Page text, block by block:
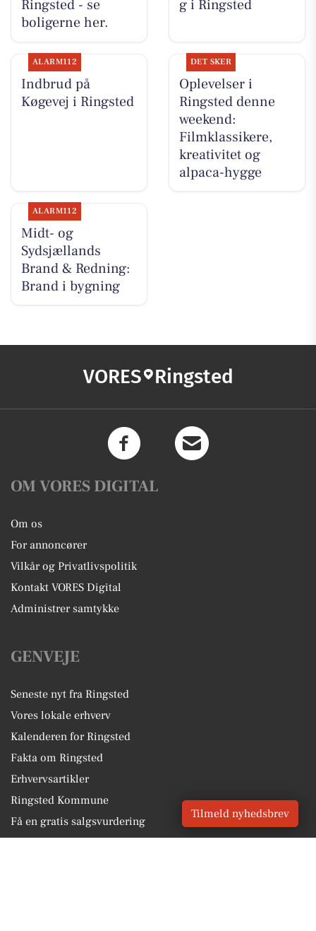
Ringsted - se
boligerne her.
g i Ringsted
ALARM112
Indbrud på
Køgevej i Ringsted
DET SKER
Oplevelser i
Ringsted denne
weekend:
Filmklassikere,
kreativitet og
alpaca-hygge
ALARM112
Midt- og
Sydsjællands
Brand & Redning:
Brand i bygning
VORES Ringsted
OM VORES DIGITAL
Om os
For annoncører
Vilkår og Privatlivspolitik
Kontakt VORES Digital
Administrer samtykke
GENVEJE
Seneste nyt fra Ringsted
Vores lokale erhverv
Kalenderen for Ringsted
Fakta om Ringsted
Erhvervsartikler
Ringsted Kommune
Få en gratis salgsvurdering
Tilmeld nyhedsbrev